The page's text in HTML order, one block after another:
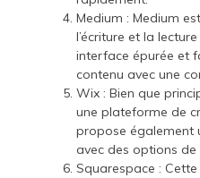
Medium : Medium
l’écriture et la
interface épurée et
contenu avec une
Wix : Bien que
une plateforme de
propose également
avec des options
Squarespace :